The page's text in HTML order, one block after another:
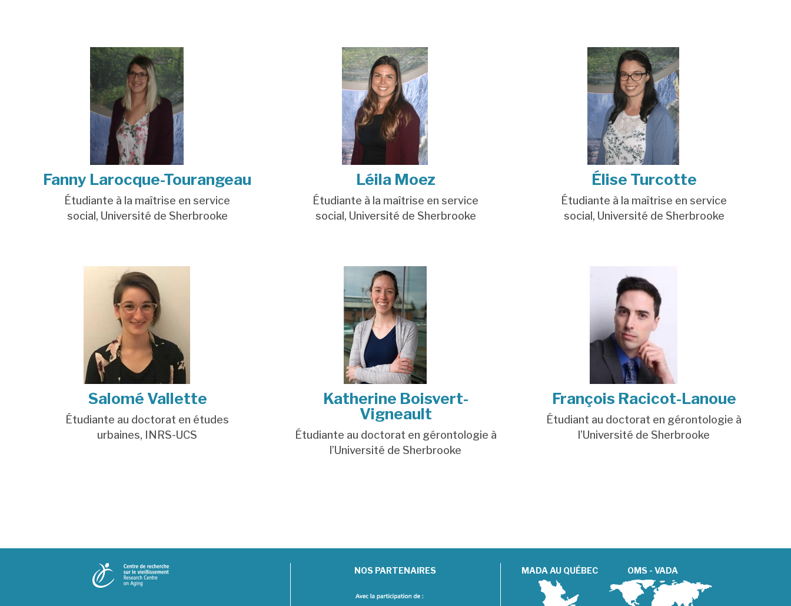
Fanny Larocque-Tourangeau
Étudiante à la maîtrise en service
social, Université de Sherbrooke
Léila Moez
Étudiante à la maîtrise en service
social, Université de Sherbrooke
Élise Turcotte
Étudiante à la maîtrise en service
social, Université de Sherbrooke
Salomé Vallette
Étudiante au doctorat en études
urbaines, INRS-UCS
Katherine Boisvert-
Vigneault
Étudiante au doctorat en gérontologie à
l’Université de Sherbrooke
François Racicot-Lanoue
Étudiant au doctorat en gérontologie à
l’Université de Sherbrooke
NOS PARTENAIRES MADA AU QUÉBEC OMS - VADA